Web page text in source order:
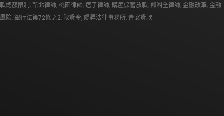
款總額限制 ,新北律師,桃園律師,痞子律師, 購屋儲蓄放款, 鄧湘全律師,金融改革,金融
風險, 銀行法第72條之2, 限貸令, 陽昇法律事務所, 青安貸款